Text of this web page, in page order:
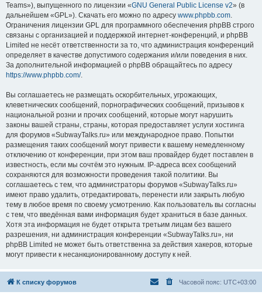
Teams»), выпущенного по лицензии «GNU General Public License v2» (в
дальнейшем «GPL»). Скачать его можно по адресу www.phpbb.com.
Ограничения лицензии GPL для программного обеспечения phpBB строго
связаны с организацией и поддержкой интернет-конференций, и phpBB
Limited не несёт ответственности за то, что администрация конференций
определяет в качестве допустимого содержания и/или поведения в них.
За дополнительной информацией о phpBB обращайтесь по адресу
https://www.phpbb.com/.
Вы соглашаетесь не размещать оскорбительных, угрожающих,
клеветнических сообщений, порнографических сообщений, призывов к
национальной розни и прочих сообщений, которые могут нарушить
законы вашей страны, страны, которая предоставляет услуги хостинга
для форумов «SubwayTalks.ru» или международное право. Попытки
размещения таких сообщений могут привести к вашему немедленному
отключению от конференции, при этом ваш провайдер будет поставлен в
известность, если мы сочтём это нужным. IP-адреса всех сообщений
сохраняются для возможности проведения такой политики. Вы
соглашаетесь с тем, что администраторы форумов «SubwayTalks.ru»
имеют право удалить, отредактировать, перенести или закрыть любую
тему в любое время по своему усмотрению. Как пользователь вы согласны
с тем, что введённая вами информация будет храниться в базе данных.
Хотя эта информация не будет открыта третьим лицам без вашего
разрешения, ни администрация конференции «SubwayTalks.ru», ни
phpBB Limited не может быть ответственна за действия хакеров, которые
могут привести к несанкционированному доступу к ней.
К списку форумов Часовой пояс: UTC+03:00